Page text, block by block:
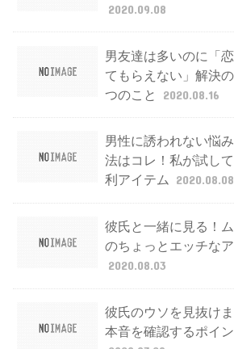
2020.09.08
男友達は多いのに「
てもらえない」解決
つのこと
2020.08.16
男性に誘われない悩
法はコレ！私が試し
利アイテム
2020.08.08
彼氏と一緒に見る！
のちょっとエッチな
2020.08.03
彼氏のウソを見抜け
本音を確認するポイン